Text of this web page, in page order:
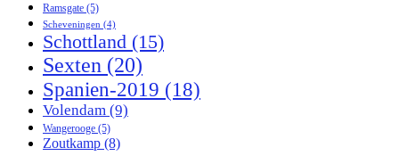
Ramsgate (5)
Scheveningen (4)
Schottland (15)
Sexten (20)
Spanien-2019 (18)
Volendam (9)
Wangerooge (5)
Zoutkamp (8)